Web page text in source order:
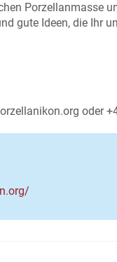
Porzellanmasse
gute Ideen, die Ihr
oder